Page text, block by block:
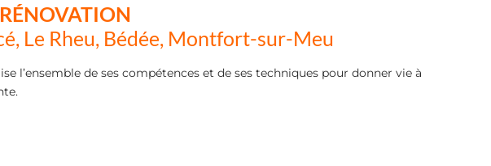
Le Rheu, Bédée, Montfort-sur-Meu
l’ensemble de ses compétences et de ses techniques pour donner vie à